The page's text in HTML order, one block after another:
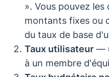
». Vous pouvez
montants fixes ou
du taux de base
Taux utilisateur —
à un membre